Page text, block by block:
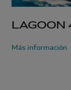
LAGOON
Más información